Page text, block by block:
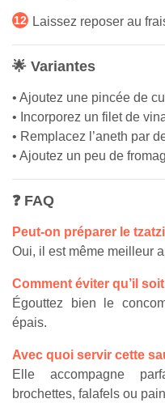
Laissez reposer au
🌟 Variantes
• Ajoutez une pincée de
• Incorporez un filet de
• Remplacez l’aneth par
• Ajoutez un peu de
❓ FAQ
Peut-on préparer le
Oui, il est même meilleur
Comment éviter qu’il
Égouttez bien le
épais.
Avec quoi servir cette
Elle accompagne
brochettes, falafels ou